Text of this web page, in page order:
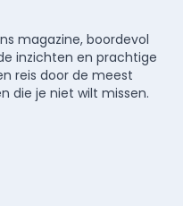
magazine, boordevol
inzichten en prachtige
reis door de meest
die je niet wilt missen.